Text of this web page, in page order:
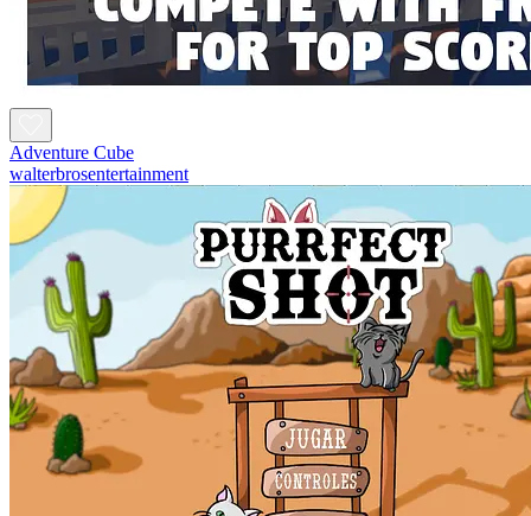
Adventure Cube
walterbrosentertainment